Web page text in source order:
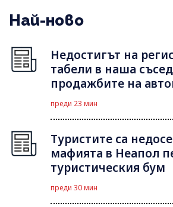
Най-ново
Недостигът на
табели в наша
продажбите на
преди 23 мин
Туристите са
мафията в Неапол
туристическия бум
преди 30 мин